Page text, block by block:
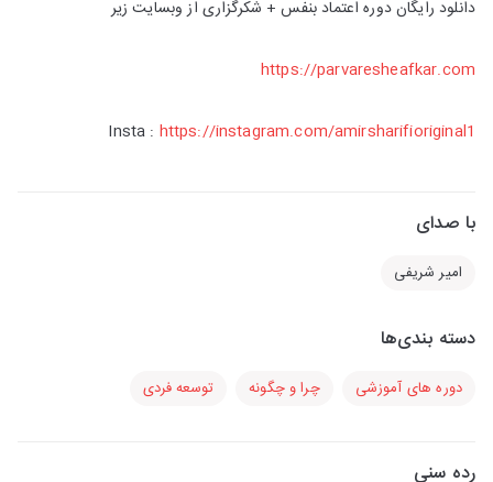
دانلود رایگان دوره اعتماد بنفس + شکرگزاری از وبسایت زیر
https://parvaresheafkar.com
Insta : https://instagram.com/amirsharifioriginal1
با صدای
امیر شریفی
دسته بندی‌ها
دوره های آموزشی چرا و چگونه توسعه فردی
رده سنی